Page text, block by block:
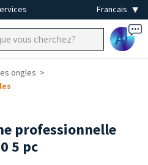
Ai
ongles
professionnelle
5 pc